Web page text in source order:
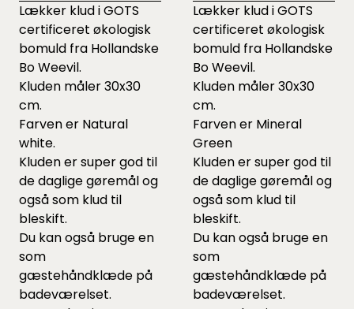
Lækker klud i GOTS
certificeret økologisk
bomuld fra Hollandske
Bo Weevil.
Kluden måler 30x30
cm.
Farven er Natural
white.
Kluden er super god til
de daglige gøremål og
også som klud til
bleskift.
Du kan også bruge en
som
gæstehåndklæde på
badeværelset.
Lækker klud i GOTS
certificeret økologisk
bomuld fra Hollandske
Bo Weevil.
Kluden måler 30x30
cm.
Farven er Mineral
Green
Kluden er super god til
de daglige gøremål og
også som klud til
bleskift.
Du kan også bruge en
som
gæstehåndklæde på
badeværelset.